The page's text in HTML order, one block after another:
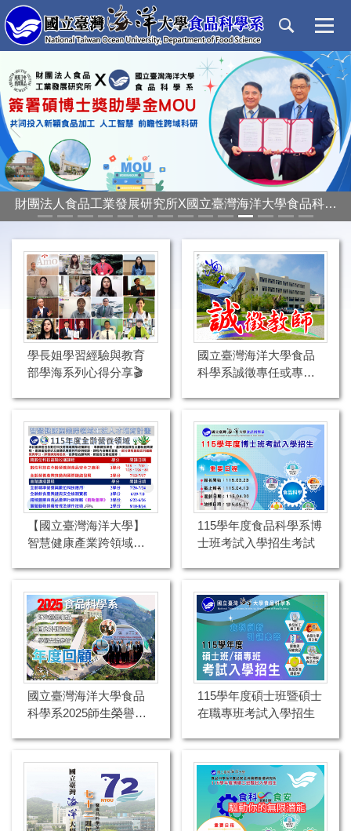
跳
到
主
內
容
區
‹ ›
財團法人食品工業發展研究所X國立臺灣海洋大學食品科學
系碩博士獎助學金說明會暨MOU簽署典禮📢
學長姐學習經驗與教育
部學海系列心得分享🎬
國立臺灣海洋大學食品
科學系誠徵專任或專案
【國立臺灣海洋大學】
智慧健康產業跨領域生
中 🔥
115學年度食品科學系博
士班考試入學招生考試
國立臺灣海洋大學食品
科學系2025師生榮譽、
顧
115學年度碩士班暨碩士
在職專班考試入學招生